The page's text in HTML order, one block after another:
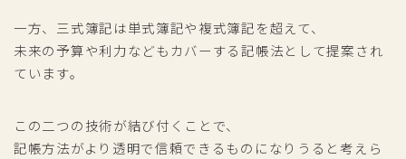
一方、三式簿記は単式簿記や複式簿記を超えて、
未来の予算や利力などもカバーする記帳法として提案され
ています。
この二つの技術が結び付くことで、
記帳方法がより透明で信頼できるものになりうると考えら